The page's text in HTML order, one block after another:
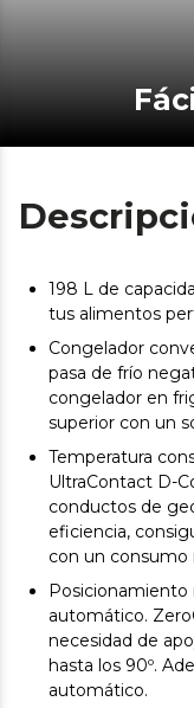
198 L de
tus alimentos
Congelador
pasa de frío
congelador en
superior con un
Temperatura
UltraContact D-
conductos de
eficiencia,
con un consumo
Posicionamiento
automático.
necesidad de
hasta los 90º.
automático.